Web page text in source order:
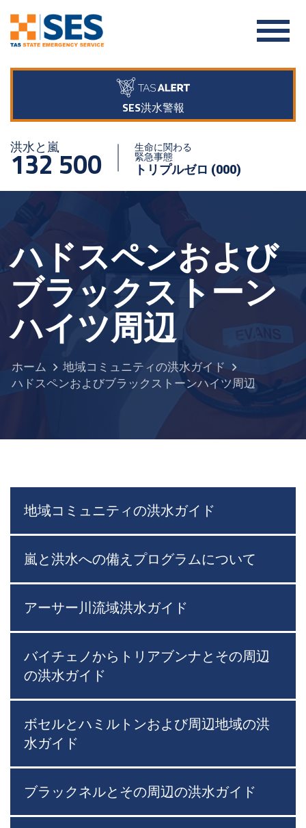
SES洪水警報
洪水と嵐
132 500
生命に関わる
緊急事態
トリプルゼロ (000)
ハドスペンおよび
ブラックストーン
ハイツ周辺
ホーム
地域コミュニティの洪水ガイド
ハドスペンおよびブラックストーンハイツ周辺
地域コミュニティの洪水ガイド
嵐と洪水への備えプログラムについて
アーサー川流域洪水ガイド
バイチェノからトリアブンナとその周辺
の洪水ガイド
ボセルとハミルトンおよび周辺地域の洪
水ガイド
ブラックネルとその周辺の洪水ガイド